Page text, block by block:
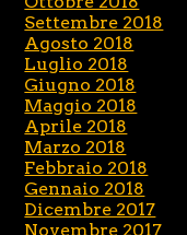
Settembre 2018
Agosto 2018
Luglio 2018
Giugno 2018
Maggio 2018
Aprile 2018
Marzo 2018
Febbraio 2018
Gennaio 2018
Dicembre 2017
Novembre 2017